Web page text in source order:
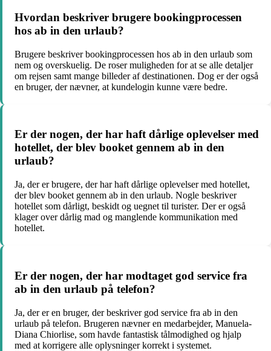
Hvordan beskriver brugere bookingprocessen
hos ab in den urlaub?
Brugere beskriver bookingprocessen hos ab in den urlaub som
nem og overskuelig. De roser muligheden for at se alle detaljer
om rejsen samt mange billeder af destinationen. Dog er der også
en bruger, der nævner, at kundelogin kunne være bedre.
Er der nogen, der har haft dårlige oplevelser med
hotellet, der blev booket gennem ab in den
urlaub?
Ja, der er brugere, der har haft dårlige oplevelser med hotellet,
der blev booket gennem ab in den urlaub. Nogle beskriver
hotellet som dårligt, beskidt og uegnet til turister. Der er også
klager over dårlig mad og manglende kommunikation med
hotellet.
Er der nogen, der har modtaget god service fra
ab in den urlaub på telefon?
Ja, der er en bruger, der beskriver god service fra ab in den
urlaub på telefon. Brugeren nævner en medarbejder, Manuela-
Diana Chiorlise, som havde fantastisk tålmodighed og hjalp
med at korrigere alle oplysninger korrekt i systemet.